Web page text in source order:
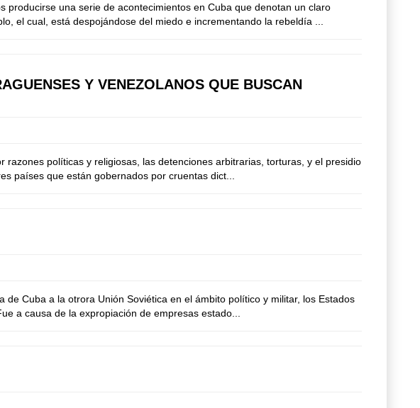
una serie de acontecimientos en Cuba que denotan un claro
el cual, está despojándose del miedo e incrementando la rebeldía ...
Y VENEZOLANOS QUE BUSCAN
políticas y religiosas, las detenciones arbitrarias, torturas, y el presidio
países que están gobernados por cruentas dict...
Cuba a la otrora Unión Soviética en el ámbito político y militar, los Estados
a causa de la expropiación de empresas estado...